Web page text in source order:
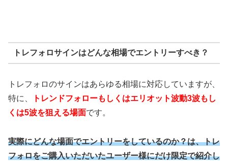
トレフォロサインはどんな相場でエントリーすべき？
トレフォロのサインはあらゆる相場に対応していますが、
特に、
トレンドフォローもしくはエリオット波動3波もし
くは5波を狙える場面です。
実際にどんな場面でエントリーをしているのか？は、トレ
フォロをご購入いただいたユーザー様にだけ限定で紹介し